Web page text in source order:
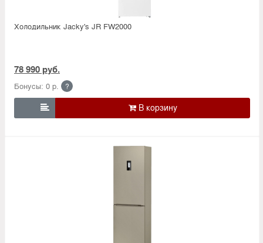
Холодильник Jacky's JR FW2000
78 990 руб.
Бонусы: 0 р. ?
